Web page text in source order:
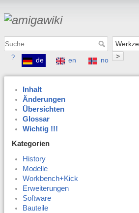
>
? de en no
Inhalt
Änderungen
Übersichten
Glossar
Wichtig !!!
Kategorien
History
Modelle
Workbench+Kick
Erweiterungen
Software
Bauteile